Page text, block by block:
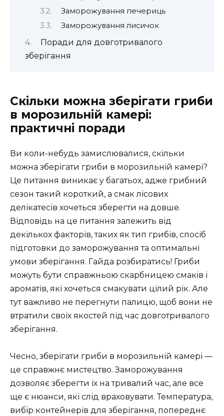
Заморожування печериць
Заморожування лисичок
Поради для довготривалого
зберігання
Скільки можна зберігати гриби
в морозильній камері:
практичні поради
Ви коли-небудь замислювалися, скільки
можна зберігати гриби в морозильній камері?
Це питання виникає у багатьох, адже грибний
сезон такий короткий, а смак лісових
делікатесів хочеться зберегти на довше.
Відповідь на це питання залежить від
декількох факторів, таких як тип грибів, спосіб
підготовки до заморожування та оптимальні
умови зберігання. Гайда розбиратись! Гриби
можуть бути справжньою скарбницею смаків і
ароматів, які хочеться смакувати цілий рік. Але
тут важливо не перегнути палицю, щоб вони не
втратили своїх якостей під час довготривалого
зберігання.
Чесно, зберігати гриби в морозильній камері —
це справжнє мистецтво. Заморожування
дозволяє зберегти їх на тривалий час, але все
ще є нюанси, які слід враховувати. Температура,
вибір контейнерів для зберігання, попереднє